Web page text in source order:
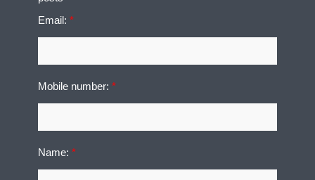
Email:*
Mobile number:*
Name:*